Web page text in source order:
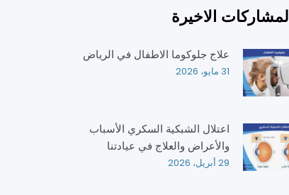
المشاركات الاخيرة
علاج جلوكوما الاطفال في الرياض
31 مايو، 2026
اعتلال الشبكية السكري الأسباب
والأعراض والعلاج في عيادتنا
29 أبريل، 2026